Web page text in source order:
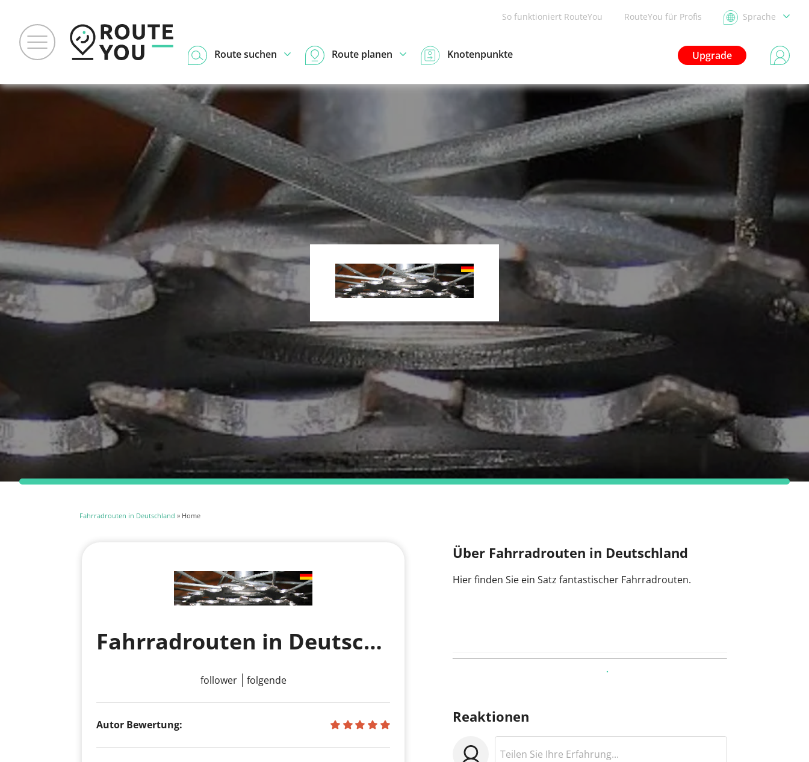
So funktioniert RouteYou RouteYou für Profis Sprache
Upgrade
Route suchen Route planen Knotenpunkte
Fahrradrouten in Deutschland » Home
Fahrradrouten in Deutschland
follower folgende
Autor Bewertung:
Über Fahrradrouten in Deutschland
Hier finden Sie ein Satz fantastischer Fahrradrouten.
Reaktionen